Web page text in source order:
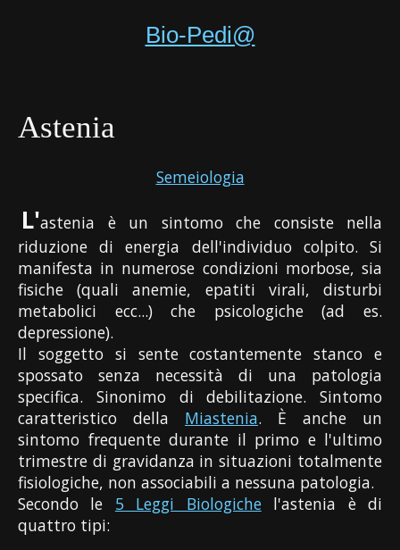
Bio-Pedi@
Astenia
Semeiologia
L'astenia è un sintomo che consiste nella
riduzione di energia dell'individuo colpito. Si
manifesta in numerose condizioni morbose, sia
fisiche (quali anemie, epatiti virali, disturbi
metabolici ecc...) che psicologiche (ad es.
depressione).
Il soggetto si sente costantemente stanco e
spossato senza necessità di una patologia
specifica. Sinonimo di debilitazione. Sintomo
caratteristico della Miastenia. È anche un
sintomo frequente durante il primo e l'ultimo
trimestre di gravidanza in situazioni totalmente
fisiologiche, non associabili a nessuna patologia.
Secondo le 5 Leggi Biologichel'astenia è di
quattro tipi: